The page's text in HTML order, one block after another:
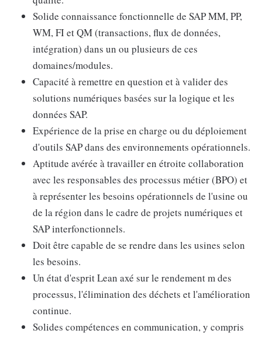
Solide connaissance fonctionnelle de SAP MM, PP,
WM, FI et QM (transactions, flux de données,
intégration) dans un ou plusieurs de ces
domaines/modules.
Capacité à remettre en question et à valider des
solutions numériques basées sur la logique et les
données SAP.
Expérience de la prise en charge ou du déploiement
d'outils SAP dans des environnements opérationnels.
Aptitude avérée à travailler en étroite collaboration
avec les responsables des processus métier (BPO) et
à représenter les besoins opérationnels de l'usine ou
de la région dans le cadre de projets numériques et
SAP interfonctionnels.
Doit être capable de se rendre dans les usines selon
les besoins.
Un état d'esprit Lean axé sur le rendement m des
processus, l'élimination des déchets et l'amélioration
continue.
Solides compétences en communication, y compris